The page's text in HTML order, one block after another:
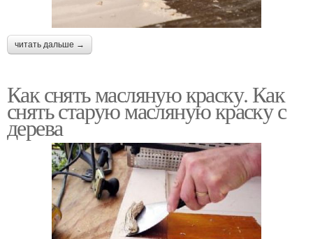
читать дальше →
Как снять масляную краску. Как
снять старую масляную краску с
дерева